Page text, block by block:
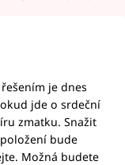
je dnes
jde o srdeční
zmatku. Snažit
bude
Možná budete